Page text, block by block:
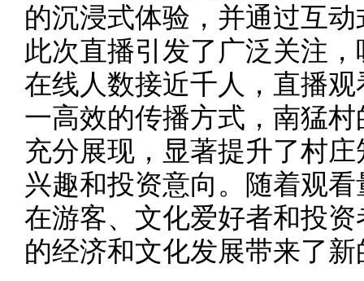
的沉浸式体验，并通过互
此次直播引发了广泛关注
在线人数接近千人，直播
一高效的传播方式，南猛
充分展现，显著提升了村
兴趣和投资意向。随着观
在游客、文化爱好者和投
的经济和文化发展带来了